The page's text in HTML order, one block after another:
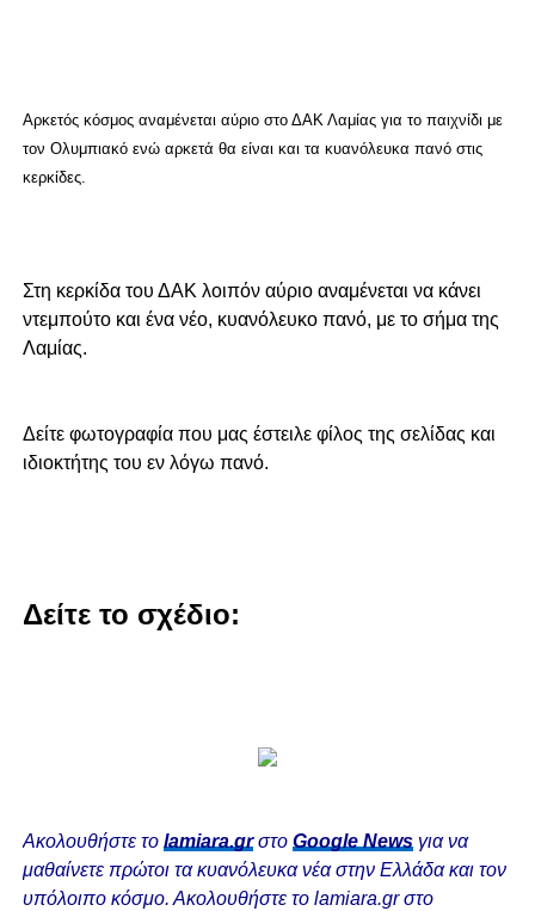
Αρκετός κόσμος αναμένεται αύριο στο ΔΑΚ Λαμίας για το παιχνίδι με
τον Ολυμπιακό ενώ αρκετά θα είναι και τα κυανόλευκα πανό στις
κερκίδες.
Στη κερκίδα του ΔΑΚ λοιπόν αύριο αναμένεται να κάνει
ντεμπούτο και ένα νέο, κυανόλευκο πανό, με το σήμα της
Λαμίας.
Δείτε φωτογραφία που μας έστειλε φίλος της σελίδας και
ιδιοκτήτης του εν λόγω πανό.
Δείτε το σχέδιο:
Ακολουθήστε το lamiara.grστο Google Newsγια να
μαθαίνετε πρώτοι τα κυανόλευκα νέα στην Ελλάδα και τον
υπόλοιπο κόσμο. Ακολουθήστε το lamiara.gr στο